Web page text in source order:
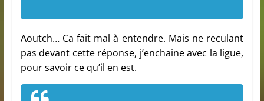
Aoutch… Ca fait mal à entendre. Mais ne reculant
pas devant cette réponse, j’enchaine avec la ligue,
pour savoir ce qu’il en est.